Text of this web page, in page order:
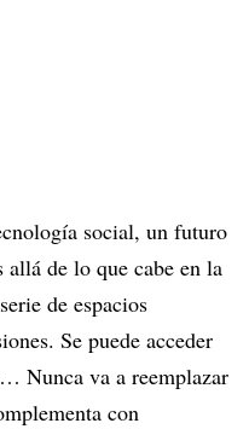
social, un futuro
allá de lo que cabe en la
de espacios
Se puede acceder
Nunca va a reemplazar
con